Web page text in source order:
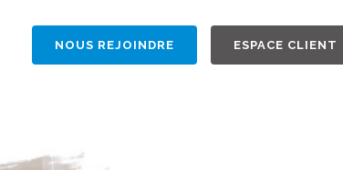
NOUS REJOINDRE ESPACE CLIENT